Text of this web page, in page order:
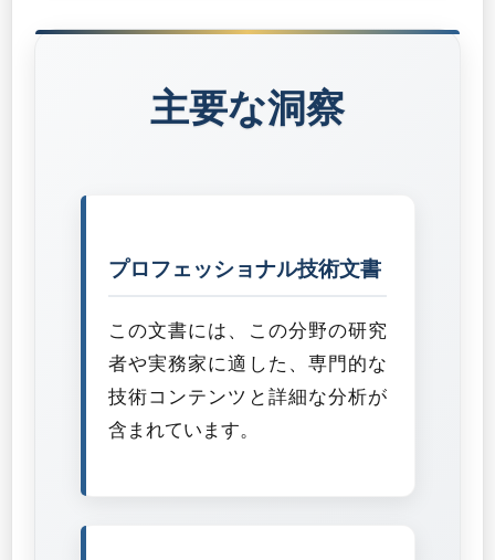
主要な洞察
プロフェッショナル技術文書
この文書には、この分野の研究
者や実務家に適した、専門的な
技術コンテンツと詳細な分析が
含まれています。